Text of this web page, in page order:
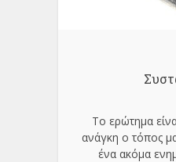
Το ερώτημα
ανάγκη ο τόπος
ένα ακόμα